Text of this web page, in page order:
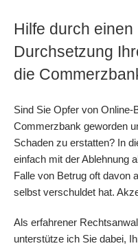
Hilfe durch
Durchsetzung
die
Sind Sie Opfer von Online-
Commerzbank geworden
Schaden zu erstatten? In
einfach mit der Ablehnung
Falle von Betrug oft davon
selbst verschuldet hat.
Als erfahrener
unterstütze ich Sie dabei,